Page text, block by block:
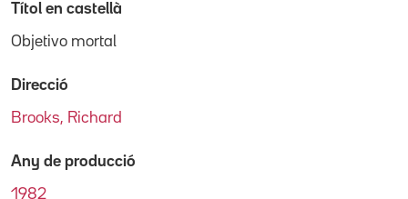
Títol en castellà
Objetivo mortal
Direcció
Brooks, Richard
Any de producció
1982